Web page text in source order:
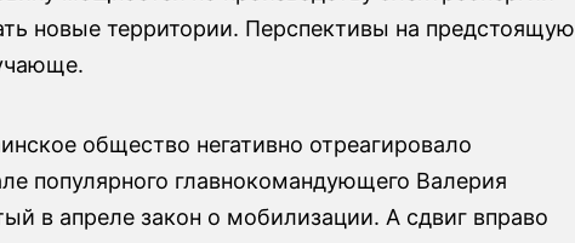
новые территории. Перспективы на предстоящую
общество негативно отреагировало
популярного главнокомандующего Валерия
в апреле закон о мобилизации. А сдвиг вправо